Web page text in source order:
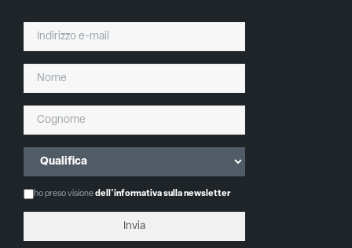
ho preso visionedell'informativa sulla newsletter